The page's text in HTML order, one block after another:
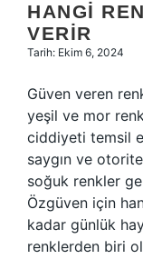
HANGI
VERIR
Tarih: Ekim 6, 2024
Güven veren
yeşil ve mor
ciddiyeti temsil
saygın ve
soğuk renkler
Özgüven için
kadar günlük
renklerden biri